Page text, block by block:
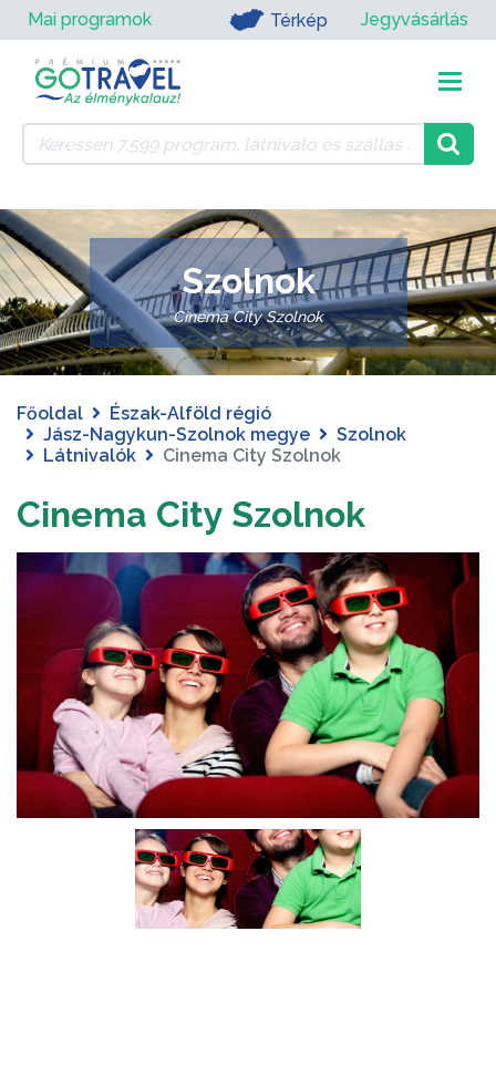
Mai programok Térkép Jegyvásárlás
Szolnok
Cinema City Szolnok
Főoldal
Észak-Alföld régió
Jász-Nagykun-Szolnok megye
Szolnok
Látnivalók
Cinema City Szolnok
Cinema City Szolnok